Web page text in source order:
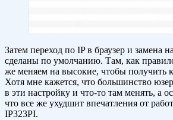
Затем переход по IP в браузер и замена
сделаны по умолчанию. Там, как
же меняем на высокие, чтобы получить
Хотя мне кажется, что большинство
в эти настройку и что-то там менять, а
что все же ухудшит впечатления от
IP323PI.